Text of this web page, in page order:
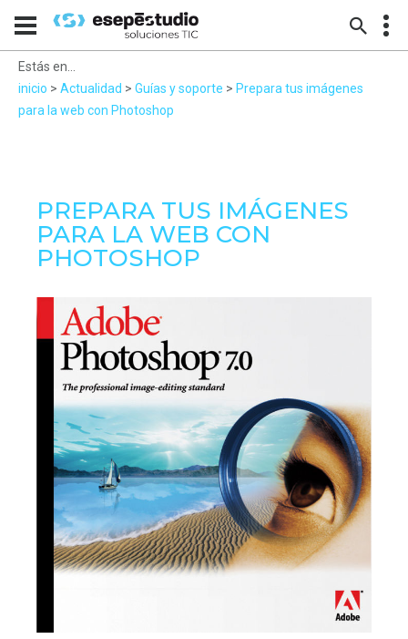
Estás en...
inicio > Actualidad > Guías y soporte > Prepara tus imágenes
para la web con Photoshop
PREPARA TUS IMÁGENES
PARA LA WEB CON
PHOTOSHOP